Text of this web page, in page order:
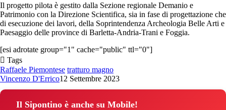
Il progetto pilota è gestito dalla Sezione regionale Demanio e
Patrimonio con la Direzione Scientifica, sia in fase di progettazione che
di esecuzione dei lavori, della Soprintendenza Archeologia Belle Arti e
Paesaggio delle province di Barletta-Andria-Trani e Foggia.
[esi adrotate group="1" cache="public" ttl="0"]
Tags
Raffaele Piemontese tratturo magno
Vincenzo D'Errico12 Settembre 2023
Il Sipontino è anche su Mobile!